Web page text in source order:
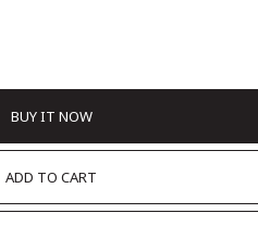
BUY IT NOW
ADD TO CART